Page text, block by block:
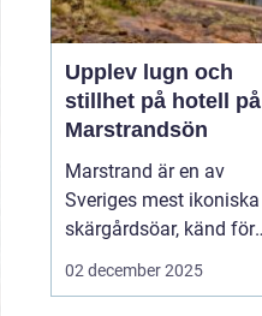
Upplev lugn och
stillhet på hotell på
Marstrandsön
Marstrand är en av
Sveriges mest ikoniska
skärgårdsöar, känd för
sin rika historia,
02 december 2025